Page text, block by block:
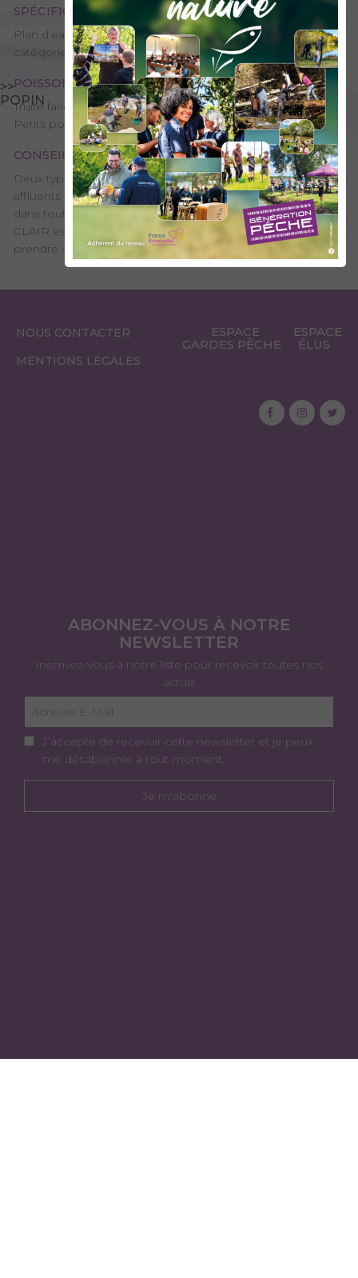
>>
POPIN
SPÉCIFICITÉS
Plan d’eau ou rivière réciprocitaire, Site de pêche - 1ère
catégorie
POISSONS PRÉSENTS
Truite fario, Ombre commun, Truite arc-en-ciel, Chevesne,
Petits poissons blancs
CONSEILS DE PÊCHE
Deux type de pêche s'offre a vous: Le Gelon et ses
affluents avec une carte rivière vous donnant droit a pêcher
dans toute la "Savoie" sauf domaine privée. Le Lac SAINT
CLAIR est par exemple un domaine privé, et il faut donc
prendre une carte uniquement valable sur ce site.
NOUS CONTACTER
MENTIONS LÉGALES
ESPACE
GARDES PÊCHE
ESPACE
ÉLUS
ABONNEZ-VOUS À NOTRE
NEWSLETTER
Inscrivez-vous à notre liste pour recevoir toutes nos
actus!
J’accepte de recevoir cette newsletter et je peux
me désabonner à tout moment.
Je m'abonne